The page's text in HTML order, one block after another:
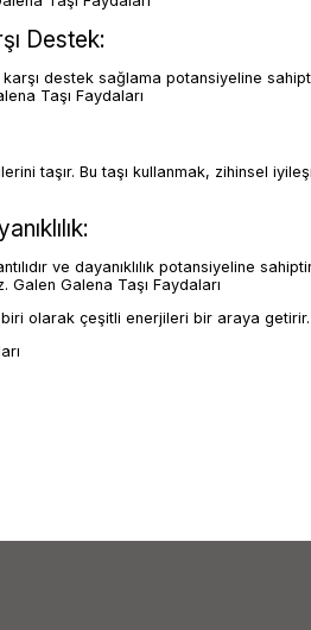
Destek:
destek sağlama potansiyeline
Taşı Faydaları
taşır. Bu taşı kullanmak, zihinsel
ve dayanıklılık potansiyeline
Galen Galena Taşı Faydaları
olarak çeşitli enerjileri bir araya getirir.